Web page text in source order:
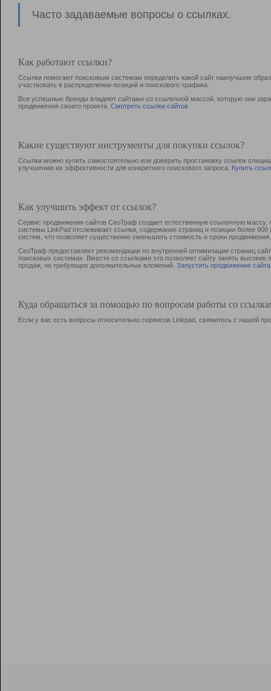
Часто задаваемые вопросы о ссылках.
Как работают ссылки?
Ссылки помогают поисковым системам определить какой сайт наилучшим
участвовать в раcпределении позиций и поискового трафика.
Все успешные бренды владеют сайтами со ссылочной массой, которую они
продвижения своего проекта. Смотреть ссылки сайтов
Какие существуют инструменты для покупки ссылок?
Ссылки можно купить самостоятельно или доверить простановку ссылок
улучшению их эффективности для конкретного поискового запроса. Купить
Как улучшить эффект от ссылок?
Сервис продвижения сайтов СеоТраф создает естественную ссылочную
системы LinkPad отслеживает ссылки, содержание страниц и позиции более
систем, что позволяет существенно уменьшить стоимость и сроки продвижения.
СеоТраф предоставляет рекомендации по внутренней оптимизации страниц
поисковых системах. Вместе со ссылками это позволяет сайту занять
продаж, не требующих дополнительных вложений. Запустить продвижение сайта
Куда обращаться за помощью по вопросам работы со
Если у вас есть вопросы относительно сервисов Linkpad, свяжитесь с нашей